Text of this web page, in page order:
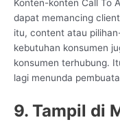
Konten-konten Call To
dapat memancing
itu, content atau
kebutuhan konsumen
konsumen terhubung.
lagi menunda
9. Tampil di